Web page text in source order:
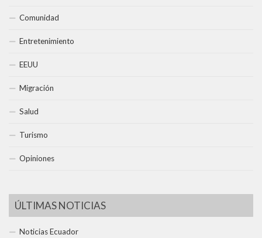
Comunidad
Entretenimiento
EEUU
Migración
Salud
Turismo
Opiniones
ÚLTIMAS NOTICIAS
Noticias Ecuador